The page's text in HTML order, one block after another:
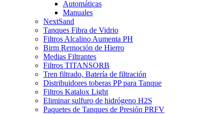
Automáticas
Manuales
NextSand
Tanques Fibra de Vidrio
Filtros Alcalino Aumenta PH
Birm Remoción de Hierro
Medias Filtrantes
Filtros TITANSORB
Tren filtrado, Batería de filtración
Distribuidores toberas PP para Tanque
Filtros Katalox Light
Eliminar sulfuro de hidrógeno H2S
Paquetes de Tanques de Presión PRFV